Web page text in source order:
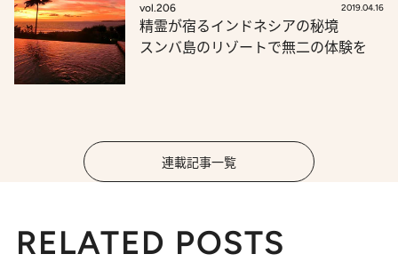
vol.206 2019.04.16
精霊が宿るインドネシアの秘境
スンバ島のリゾートで無二の体験を
連載記事一覧
RELATED POSTS